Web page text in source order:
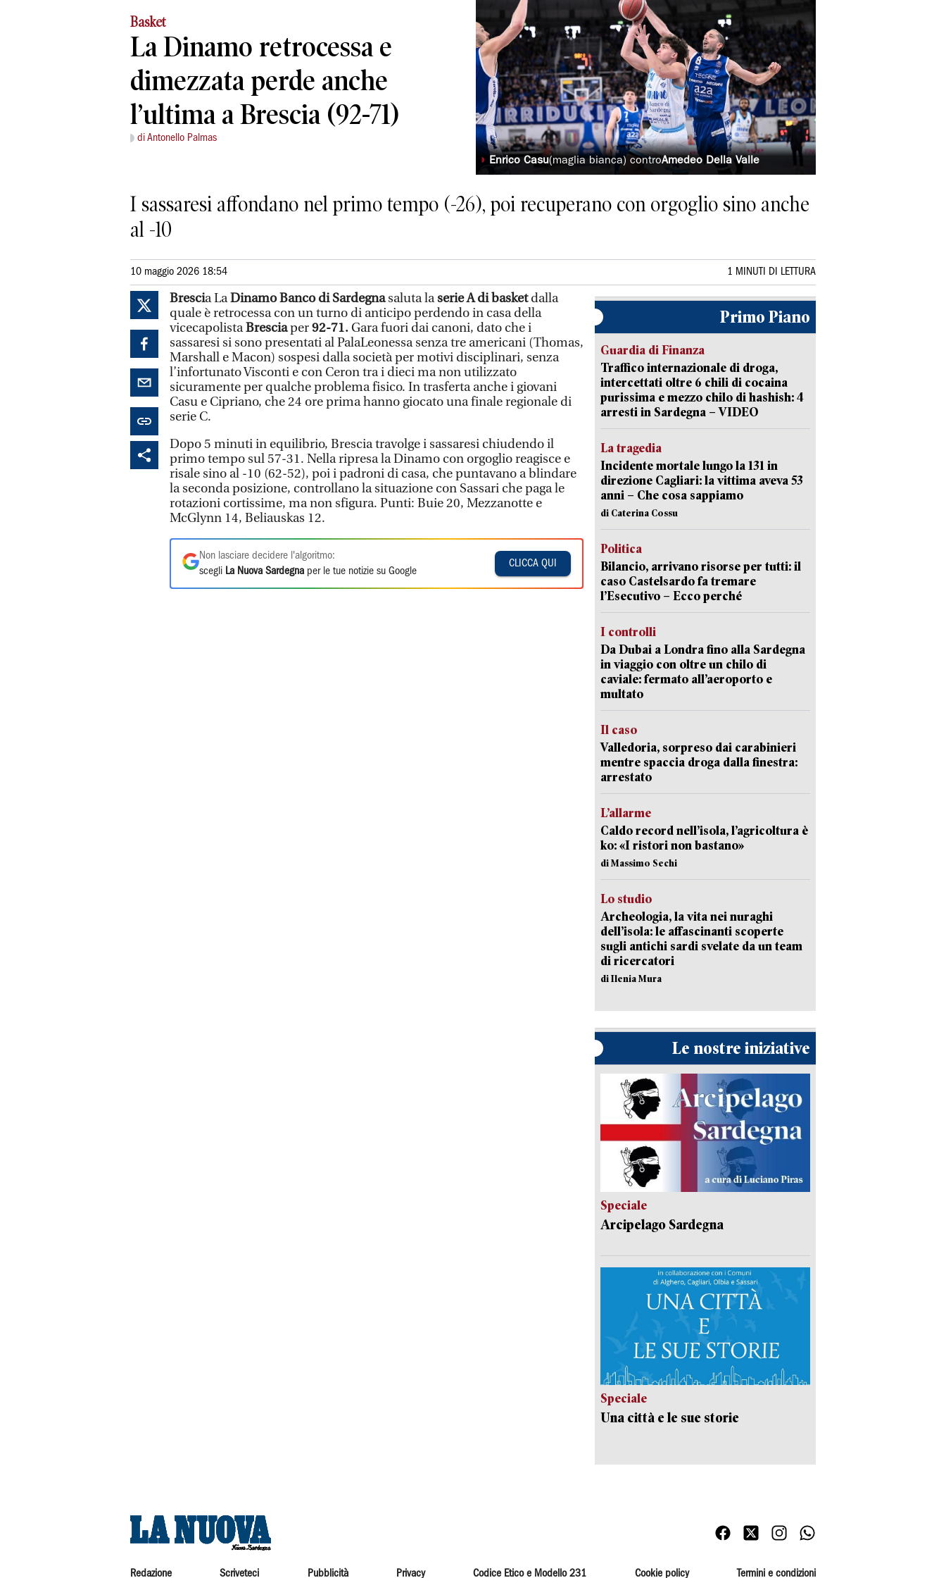
Basket
La Dinamo retrocessa e
dimezzata perde anche
l’ultima a Brescia (92-71)
di Antonello Palmas
◗ Enrico Casu(maglia bianca) controAmedeo Della Valle
I sassaresi affondano nel primo tempo (-26), poi recuperano con orgoglio sino anche
al -10
10 maggio 2026 18:54 1 MINUTI DI LETTURA
Brescia LaDinamo Banco di Sardegnasaluta laserie A di basketdalla
quale è retrocessa con un turno di anticipo perdendo in casa della
vicecapolistaBresciaper92-71.Gara fuori dai canoni, dato che i
sassaresi si sono presentati al PalaLeonessa senza tre americani (Thomas,
Marshall e Macon) sospesi dalla società per motivi disciplinari, senza
l’infortunato Visconti e con Ceron tra i dieci ma non utilizzato
sicuramente per qualche problema fisico. In trasferta anche i giovani
Casu e Cipriano, che 24 ore prima hanno giocato una finale regionale di
serie C.
Dopo 5 minuti in equilibrio, Brescia travolge i sassaresi chiudendo il
primo tempo sul 57-31. Nella ripresa la Dinamo con orgoglio reagisce e
risale sino al -10 (62-52), poi i padroni di casa, che puntavano a blindare
la seconda posizione, controllano la situazione con Sassari che paga le
rotazioni cortissime, ma non sfigura. Punti: Buie 20, Mezzanotte e
McGlynn 14, Beliauskas 12.
Non lasciare decidere l'algoritmo:
scegli La Nuova Sardegna per le tue notizie su Google
CLICCA QUI
Primo Piano
Guardia di Finanza
Traffico internazionale di droga,
intercettati oltre 6 chili di cocaina
purissima e mezzo chilo di hashish: 4
arresti in Sardegna – VIDEO
La tragedia
Incidente mortale lungo la 131 in
direzione Cagliari: la vittima aveva 53
anni – Che cosa sappiamo
di Caterina Cossu
Politica
Bilancio, arrivano risorse per tutti: il
caso Castelsardo fa tremare
l’Esecutivo – Ecco perché
I controlli
Da Dubai a Londra fino alla Sardegna
in viaggio con oltre un chilo di
caviale: fermato all’aeroporto e
multato
Il caso
Valledoria, sorpreso dai carabinieri
mentre spaccia droga dalla finestra:
arrestato
L’allarme
Caldo record nell’isola, l’agricoltura è
ko: «I ristori non bastano»
di Massimo Sechi
Lo studio
Archeologia, la vita nei nuraghi
dell’isola: le affascinanti scoperte
sugli antichi sardi svelate da un team
di ricercatori
di Ilenia Mura
Le nostre iniziative
Speciale
Arcipelago Sardegna
Speciale
Una città e le sue storie
Redazione Scriveteci Pubblicità Privacy Codice Etico e Modello 231 Cookie policy Termini e condizioni